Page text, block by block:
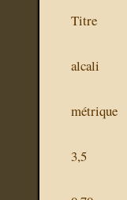
Titre
alcali
métrique
3,5